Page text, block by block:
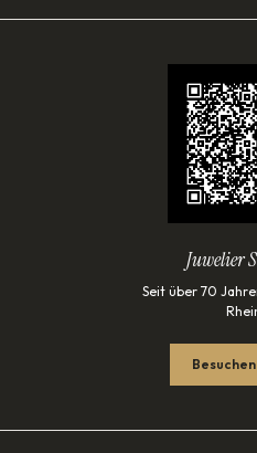
Juwelier
Seit über 70
Besuchen